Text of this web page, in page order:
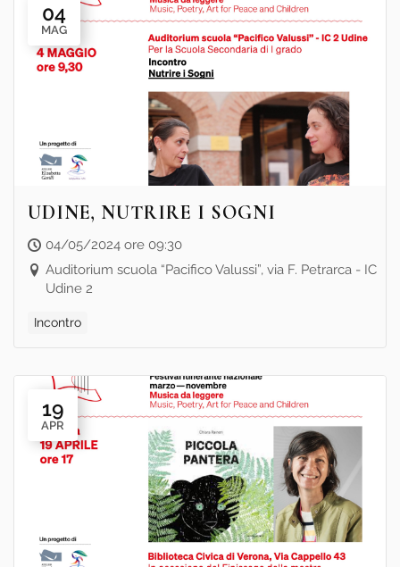
04
MAG
UDINE, NUTRIRE I SOGNI
04/05/2024 ore 09:30
Auditorium scuola “Pacifico Valussi”, via F. Petrarca - IC
Udine 2
Incontro
19
APR